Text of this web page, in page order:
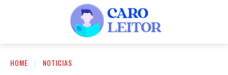
HOME NOTICIAS